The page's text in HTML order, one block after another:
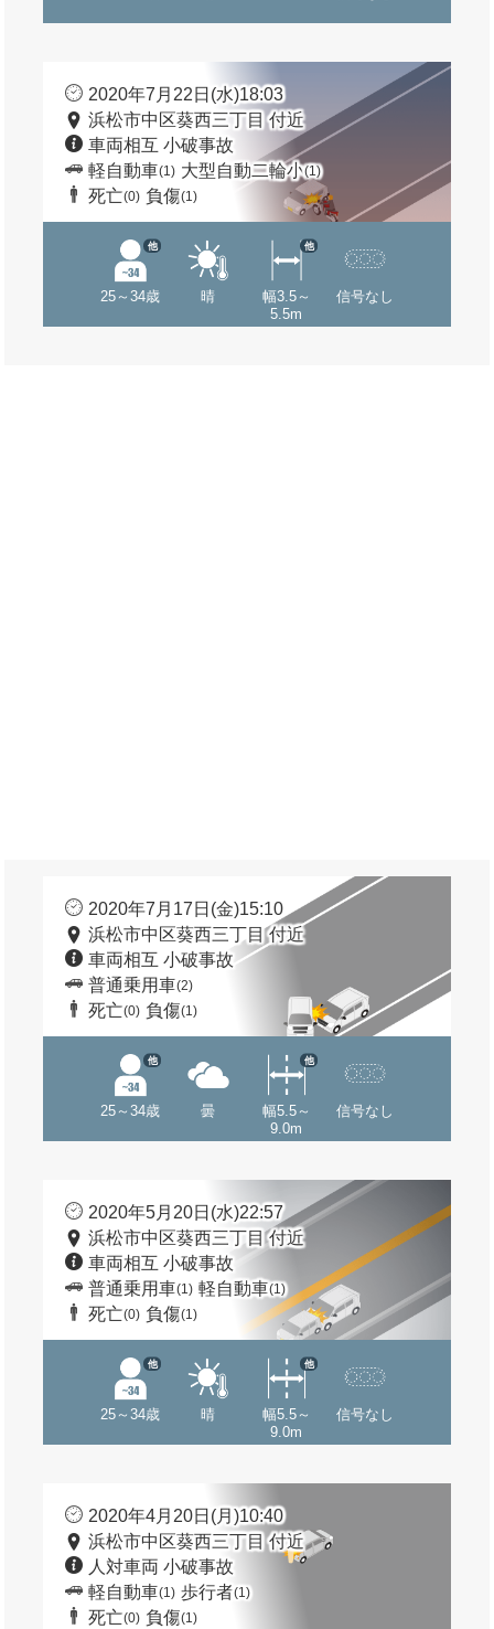
2020年7月22日(水)18:03
浜松市中区葵西三丁目 付近
車両相互 小破事故
軽自動車(1) 大型自動二輪小(1)
死亡(0) 負傷(1)
25～34歳
他
晴
幅3.5～
5.5m
他
信号なし
2020年7月17日(金)15:10
浜松市中区葵西三丁目 付近
車両相互 小破事故
普通乗用車(2)
死亡(0) 負傷(1)
25～34歳
他
曇
幅5.5～
9.0m
他
信号なし
2020年5月20日(水)22:57
浜松市中区葵西三丁目 付近
車両相互 小破事故
普通乗用車(1) 軽自動車(1)
死亡(0) 負傷(1)
25～34歳
他
晴
幅5.5～
9.0m
他
信号なし
2020年4月20日(月)10:40
浜松市中区葵西三丁目 付近
人対車両 小破事故
軽自動車(1) 歩行者(1)
死亡(0) 負傷(1)